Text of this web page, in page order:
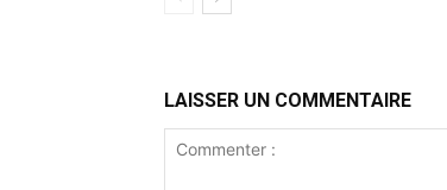
LAISSER UN COMMENTAIRE